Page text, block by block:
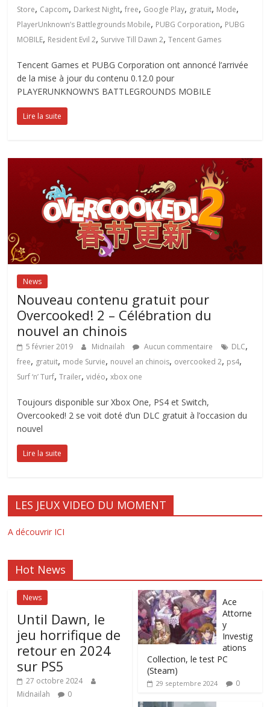
Store, Capcom, Darkest Night,free, Google Play, gratuit, Mode,
PlayerUnknown’s Battlegrounds Mobile, PUBG Corporation, PUBG
MOBILE, Resident Evil 2, Survive Till Dawn 2,Tencent Games
Tencent Games et PUBG Corporation ont annoncé l’arrivée
de la mise à jour du contenu 0.12.0 pour
PLAYERUNKNOWN’S BATTLEGROUNDS MOBILE
Lire la suite
News
Nouveau contenu gratuit pour
Overcooked! 2 – Célébration du
nouvel an chinois
5 février 2019 Midnailah Aucun commentaire DLC,
free, gratuit, mode Survie, nouvel an chinois, overcooked 2, ps4,
Surf ‘n’ Turf,Trailer,vidéo,xbox one
Toujours disponible sur Xbox One, PS4 et Switch,
Overcooked! 2 se voit doté d’un DLC gratuit à l’occasion du
nouvel
Lire la suite
LES JEUX VIDEO DU MOMENT
A découvrir ICI
Hot News
News
Until Dawn, le
jeu horrifique de
retour en 2024
sur PS5
27 octobre 2024
Midnailah
0
Ace
Attorne
y
Investig
ations
Collection, le test PC
(Steam)
29 septembre 2024 0